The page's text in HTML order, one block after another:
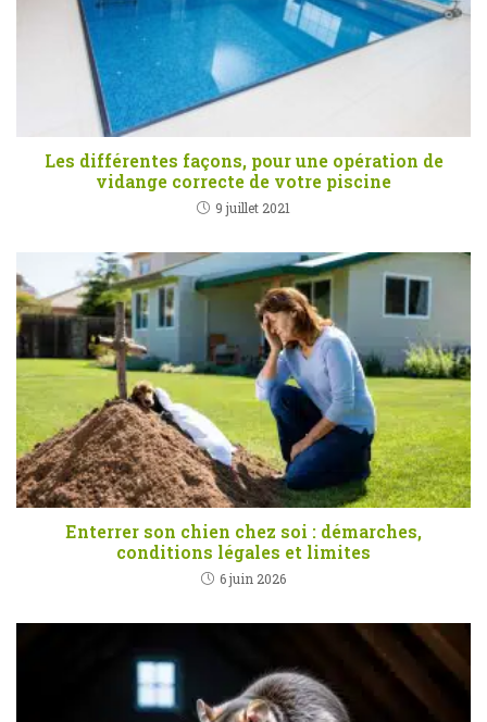
Les différentes façons, pour une opération de
vidange correcte de votre piscine
9 juillet 2021
Enterrer son chien chez soi : démarches,
conditions légales et limites
6 juin 2026